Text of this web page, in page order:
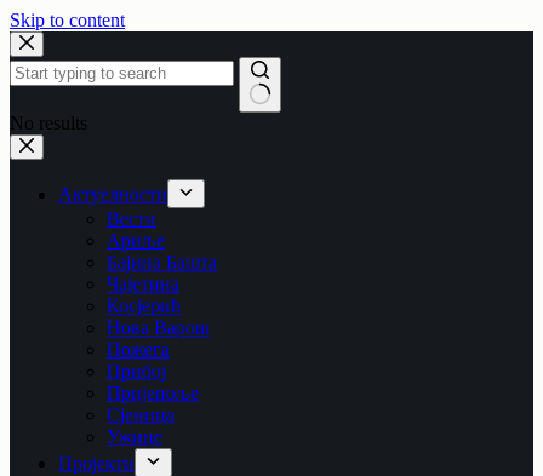
Skip to content
No results
Актуелности
Вести
Ариље
Бајина Башта
Чајетина
Косјерић
Нова Варош
Пожега
Прибој
Пријепоље
Сјеница
Ужице
Пројекти